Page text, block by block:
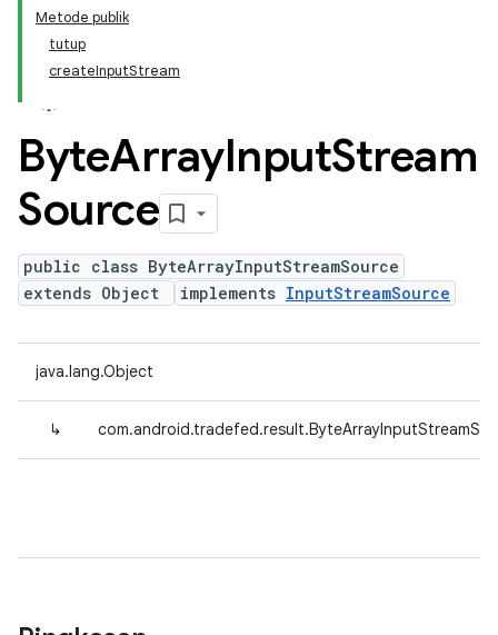
Metode publik
tutup
createInputStream
ByteArrayInputStream
Source
public class ByteArrayInputStreamSource
extends Object
implements InputStreamSource
java.lang.Object
↳